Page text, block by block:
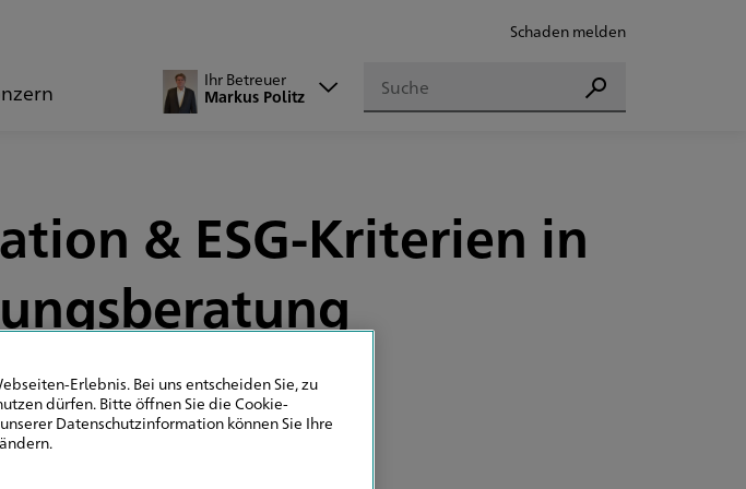
Schaden melden
Ihr Betreuer
Markus Politz
Suchen
Suchen
& ESG-Kriterien in
Erlebnis. Bei uns entscheiden Sie, zu
dürfen. Bitte öffnen Sie die Cookie-
Datenschutzinformation können Sie Ihre